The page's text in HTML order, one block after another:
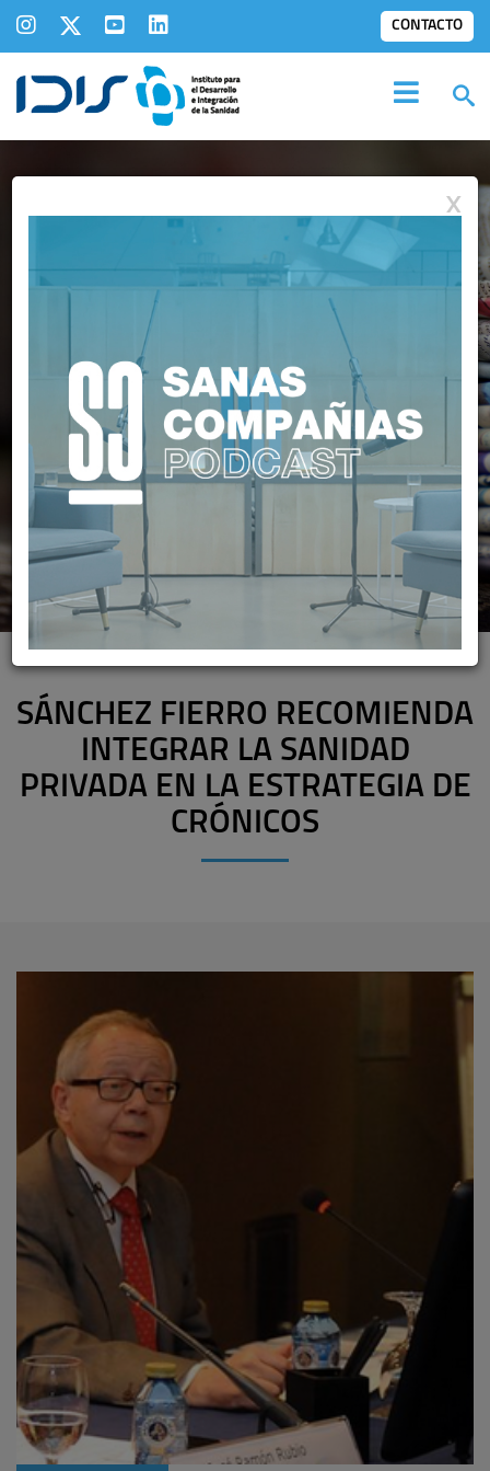
CONTACTO
IDIS EN LOSMEDIOS
SÁNCHEZ FIERRO RECOMIENDA
INTEGRAR LA SANIDAD
PRIVADA EN LA ESTRATEGIA DE
CRÓNICOS
X